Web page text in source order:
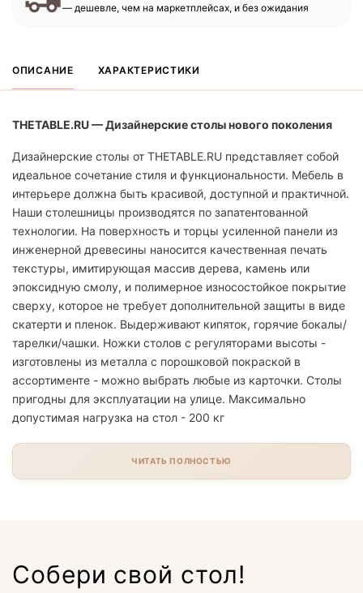
— дешевле, чем на маркетплейсах, и без ожидания
ОПИСАНИЕ ХАРАКТЕРИСТИКИ
THETABLE.RU — Дизайнерские столы нового поколения
Дизайнерские столы от THETABLE.RU представляет собой
идеальное сочетание стиля и функциональности. Мебель в
интерьере должна быть красивой, доступной и практичной.
Наши столешницы производятся по запатентованной
технологии. На поверхность и торцы усиленной панели из
инженерной древесины наносится качественная печать
текстуры, имитирующая массив дерева, камень или
эпоксидную смолу, и полимерное износостойкое покрытие
сверху, которое не требует дополнительной защиты в виде
скатерти и пленок. Выдерживают кипяток, горячие бокалы/
тарелки/чашки. Ножки столов с регуляторами высоты -
изготовлены из металла с порошковой покраской в
ассортименте - можно выбрать любые из карточки. Столы
пригодны для эксплуатации на улице. Максимально
допустимая нагрузка на стол - 200 кг
ЧИТАТЬ ПОЛНОСТЬЮ
Собери свой стол!